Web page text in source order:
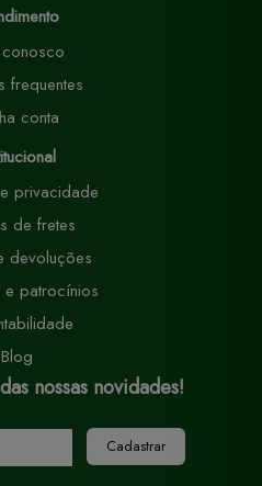
frequentes
conta
privacidade
de fretes
devoluções
patrocínios
Blog
nossas novidades!
Cadastrar